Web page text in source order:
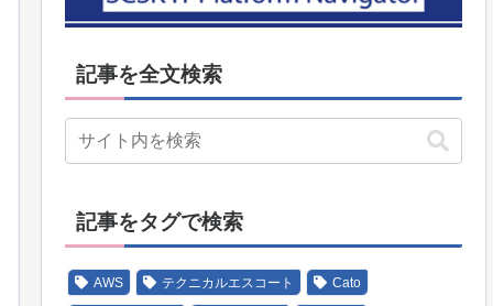
記事を全文検索
記事をタグで検索
AWS テクニカルエスコート Cato